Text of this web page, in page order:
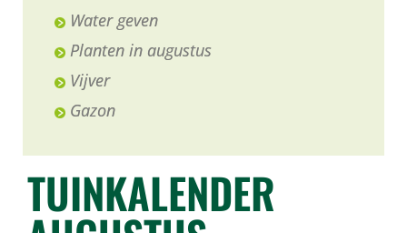
TUINKALENDER
Water geven
Planten in augustus
Vijver
Gazon